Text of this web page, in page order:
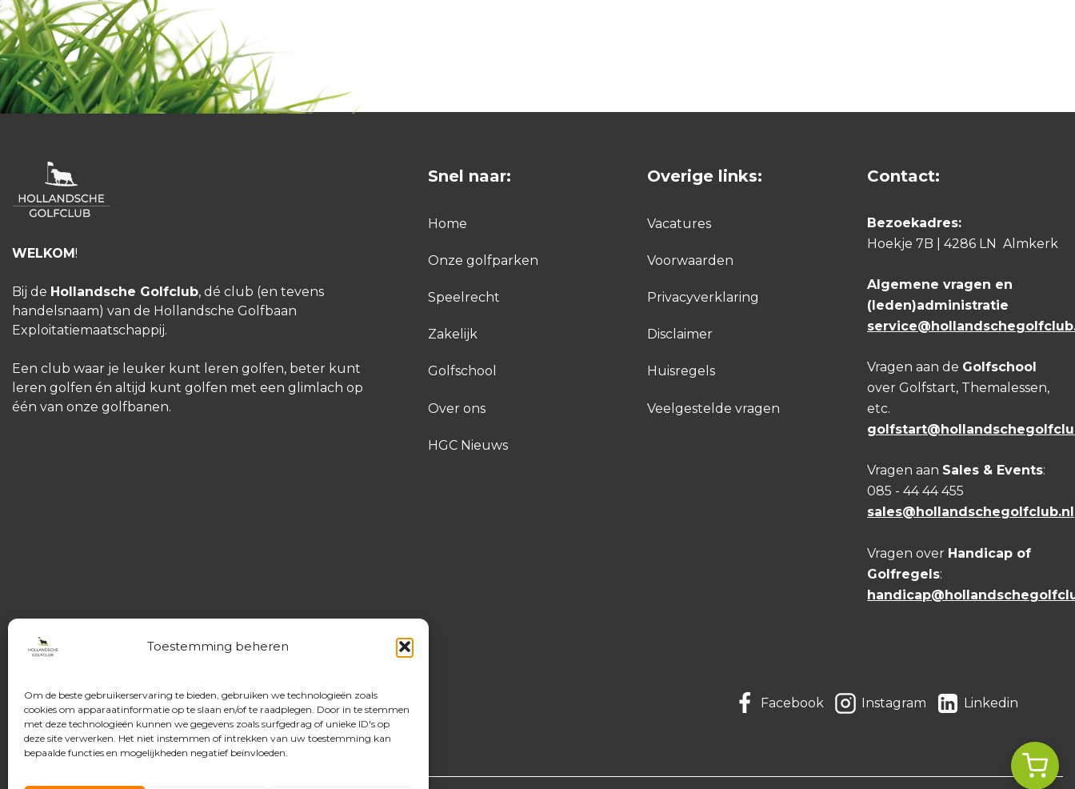
Toestemming beheren
Om de beste gebruikerservaring te bieden, gebruiken we technologieën zoals
cookies om apparaatinformatie op te slaan en/of te raadplegen. Door in te stemmen
met deze technologieën kunnen we gegevens zoals surfgedrag of unieke ID's op
deze site verwerken. Het niet instemmen of intrekken van uw toestemming kan
bepaalde functies en mogelijkheden negatief beïnvloeden.
WELKOM!
Bij de Hollandsche Golfclub, dé club (en tevens
handelsnaam) van de Hollandsche Golfbaan
Exploitatiemaatschappij.
Een club waar je leuker kunt leren golfen, beter kunt
leren golfen én altijd kunt golfen met een glimlach op
één van onze golfbanen.
Snel naar:
Home
Onze golfparken
Speelrecht
Zakelijk
Golfschool
Over ons
HGC Nieuws
Overige links:
Vacatures
Voorwaarden
Privacyverklaring
Disclaimer
Huisregels
Veelgestelde vragen
Contact:
Bezoekadres:
Hoekje 7B | 4286 LN Almkerk
Algemene vragen en
(leden)administratie
Vragen aan de Golfschool
over Golfstart, Themalessen,
etc.
Vragen aan Sales & Events:
085 - 44 44 455
sales@hollandschegolfclub.nl
Vragen over Handicap of
Golfregels:
Facebook Instagram Linkedin